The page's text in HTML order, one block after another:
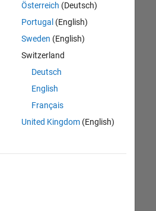
Österreich (Deutsch)
Portugal (English)
Sweden (English)
Switzerland
Deutsch
English
Français
United Kingdom(English)